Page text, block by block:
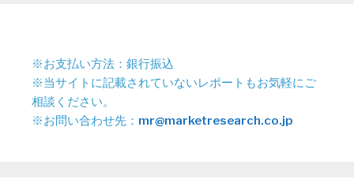
※お支払い方法：銀行振込
※当サイトに記載されていないレポートもお気軽にご
相談ください。
※お問い合わせ先： mr@marketresearch.co.jp